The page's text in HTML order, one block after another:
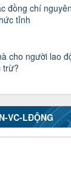
nội dung chi
tại Công đoàn cơ
chỉ đạo phát
đồng chí
tỉnh
cho người lao
trừ?
VC-LĐỘNG